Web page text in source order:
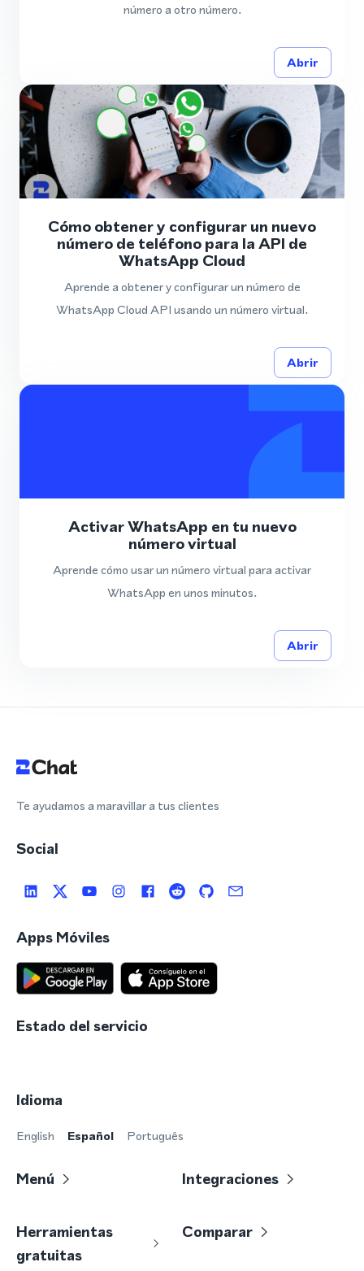
número a otro número.
Abrir
Cómo obtener y configurar un nuevo
número de teléfono para la API de
WhatsApp Cloud
Aprende a obtener y configurar un número de
WhatsApp Cloud API usando un número virtual.
Abrir
Activar WhatsApp en tu nuevo
número virtual
Aprende cómo usar un número virtual para activar
WhatsApp en unos minutos.
Abrir
Te ayudamos a maravillar a tus clientes
Social
Apps Móviles
Estado del servicio
Idioma
English Español Português
Menú Integraciones
Herramientas
gratuitas
Comparar